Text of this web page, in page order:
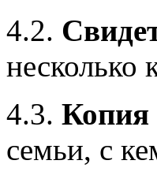
4.2.
несколько
4.3. Копия
семьи, с